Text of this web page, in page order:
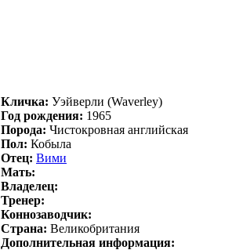
Кличка: Уэйвeрли (Waverley)
Год рождения: 1965
Порода: Чистокровная английская
Пол: Кобыла
Отец: Вими
Мать:
Владелец:
Тренер:
Коннозаводчик:
Страна: Великобритания
Дополнительная информация: